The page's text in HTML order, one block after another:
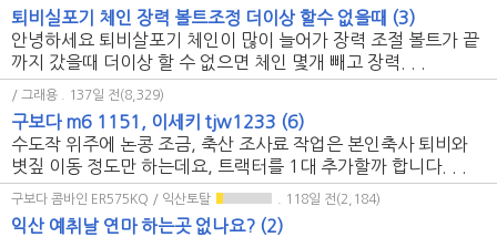
퇴비실포기 체인 장력 볼트조정 더이상 할수 없을때 (3)
안녕하세요 퇴비살포기 체인이 많이 늘어가 장력 조절 볼트가 끝
까지 갔을때 더이상 할 수 없으면 체인 몇개 빼고 장력. . .
/ 그래용 . 137일 전(8,329)
구보다 m6 1151, 이세키 tjw1233 (6)
수도작 위주에 논콩 조금, 축산 조사료 작업은 본인축사 퇴비와
볏짚 이동 정도만 하는데요, 트랙터를 1대 추가할까 합니다. . .
구보다 콤바인 ER575KQ / 익산토탈 . 118일 전(2,184)
익산 예취날 연마 하는곳 없나요? (2)